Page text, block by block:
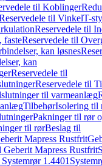
til Koblinger
til VinkelT-
Reservedele til
fasteReservedele til
kan løsnes
kan
Reservedele til
Reservedele til
til varmeanlæg
TilbehørIsolering til
Pakninger til rør
til rørBeslag til
Mapress Rustfrit
Geberit Mapress Rustfrit
1.4401